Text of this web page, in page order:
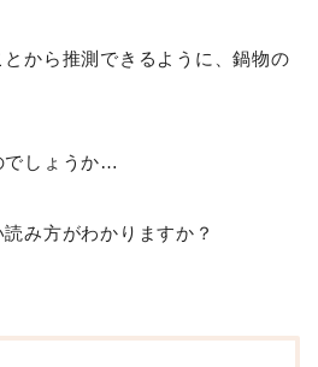
とから推測できるように、鍋物の
でしょうか…
み方がわかりますか？